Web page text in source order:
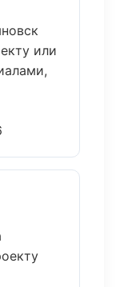
или